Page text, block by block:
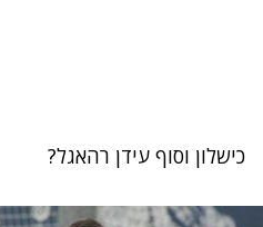
כישלון וסוף עידן רהאגל?